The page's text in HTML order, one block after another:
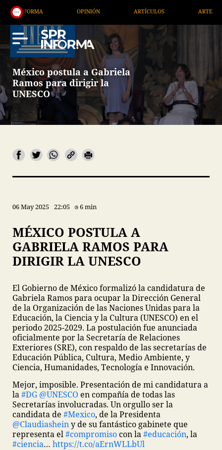
ARTE /
México postula a Gabriela
Ramos para dirigir la
UNESCO
06 May 2025 22:05 6 min
MÉXICO POSTULA A
GABRIELA RAMOS PARA
DIRIGIR LA UNESCO
El Gobierno de México formalizó la candidatura de
Gabriela Ramos para ocupar la Dirección General
de la Organización de las Naciones Unidas para la
Educación, la Ciencia y la Cultura (UNESCO) en el
periodo 2025-2029. La postulación fue anunciada
oficialmente por la Secretaría de Relaciones
Exteriores (SRE), con respaldo de las secretarías de
Educación Pública, Cultura, Medio Ambiente, y
Ciencia, Humanidades, Tecnología e Innovación.
Mejor, imposible. Presentación de mi candidatura a
la#DG @UNESCO en compañía de todas las
Secretarías involucradas. Un orgullo ser la
candidata de #Mexico, de la Presidenta
@Claudiasheiny de su fantástico gabinete que
representa el#compromiso con la#educación, la
#ciencia… https://t.co/aErnWLLbUl